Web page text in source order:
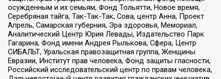
осужденным и их семьям, Фонд Тольятти, Новое время,
Серебряная тайга, Так-Так-Так, Сова, центр Анна, Проект
Апрель, Самарская губерния, Эра здоровья, Мемориал,
Аналитический Центр Юрия Левады, Издательство Парк
Гагарина, Фонд имени Андрея Рылькова, Сфера, Центр
СИБАЛЬТ, Уральская правозащитная группа, Женщины
Евразии, Институт прав человека, Фонд защиты гласности,
Российский исследовательский центр по правам человека,